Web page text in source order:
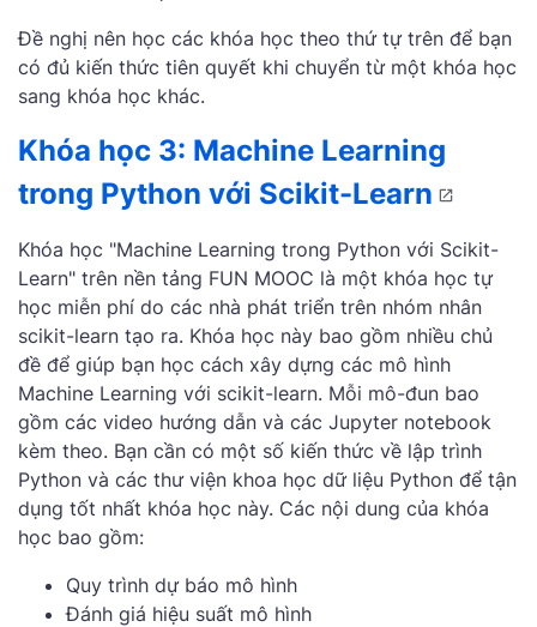
Đề nghị nên học các khóa học theo thứ tự trên để bạn
có đủ kiến thức tiên quyết khi chuyển từ một khóa học
sang khóa học khác.
Khóa học 3: Machine Learning
trong Python với Scikit-Learn
Khóa học "Machine Learning trong Python với Scikit-
Learn" trên nền tảng FUN MOOC là một khóa học tự
học miễn phí do các nhà phát triển trên nhóm nhân
scikit-learn tạo ra. Khóa học này bao gồm nhiều chủ
đề để giúp bạn học cách xây dựng các mô hình
Machine Learning với scikit-learn. Mỗi mô-đun bao
gồm các video hướng dẫn và các Jupyter notebook
kèm theo. Bạn cần có một số kiến thức về lập trình
Python và các thư viện khoa học dữ liệu Python để tận
dụng tốt nhất khóa học này. Các nội dung của khóa
học bao gồm:
Quy trình dự báo mô hình
Đánh giá hiệu suất mô hình